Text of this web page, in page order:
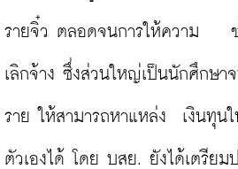
รายจิ๋ว ตลอดจนการให้ความ
เลิกจ้าง ซึ่งส่วนใหญ่เป็นนักศึกษา
ราย ให้สามารถหาแหล่ง  เงินทุน
ตัวเองได้ โดย บสย. ยังได้เตรียม